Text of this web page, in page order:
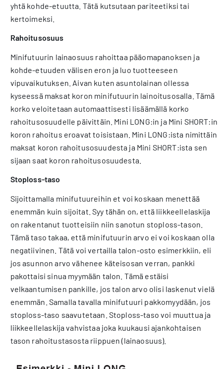
yhtä kohde-etuutta. Tätä kutsutaan pariteetiksi tai
kertoime­ksi.
Rahoitusosuus
Minifutuurin lainaosuus rahoittaa pääo­mapanoksen ja
kohde-etuuden välisen eron ja luo tuotteeseen
vipuvaikutuksen. Aivan kuten asuntolainan ollessa
kyseessä maksat koron minifutuurin lainoitusosalla. Tämä
korko veloitetaan automaattisesti lisäämällä korko
rahoitusosuudelle päivittäin. Mini LONG:in ja Mini SHORT:in
koron rahoitus eroavat toisistaan. Mini LONG:ista nimi­ttäin
maksat koron rahoitusosuudesta ja Mini SHORT:ista sen
sijaan saat koron rahoitusosuudesta.
Stoploss-taso
Sijoittamalla minifutuureihin et voi kos­kaan menettää
enemmän kuin sijoitat. Syy tähän on, että liikkeellelaskija
on rak­entanut tuotteisiin niin sanotun stoploss-tason.
Tämä taso takaa, että minifutuurin arvo ei voi koskaan olla
negatiivinen. Tätä voi vertailla talon-osto esimerkkiin, eli
jos asunnon arvo vähenee käteisosan verran, pankki
pakottaisi sinua myymään talon. Tämä estäisi
velkaantumisen pan­kille, jos talon arvo olisi laskenut vielä
enemmän. Samalla tavalla minifutuuri pakkomyydään, jos
stoploss-taso saa­vutetaan. Stoploss-taso voi muuttua ja
liikkeellelaskija vahvistaa joka kuukausi ajankohtaisen
tason rahoitustasosta riip­puen (lainaosuus).